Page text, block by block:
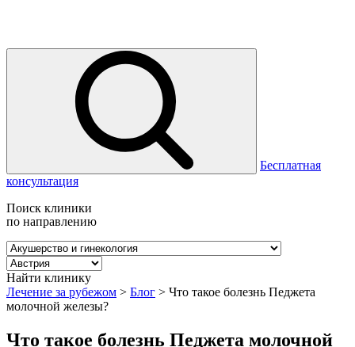
Бесплатная
консультация
Поиск клиники
по направлению
Найти клинику
Лечение за рубежом > Блог > Что такое болезнь Педжета
молочной железы?
Что такое болезнь Педжета молочной